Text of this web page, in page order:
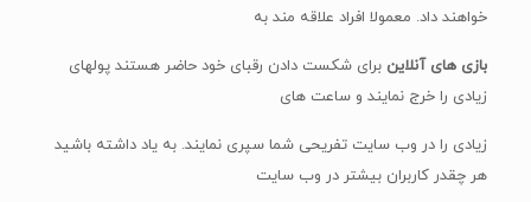
خواهند داد. معمولا افراد علاقه مند به
بازی های آنلاین برای شکست دادن رقبای خود حاضر هستند پولهای
زیادی را خرج نمایند و ساعت های
زیادی را در وب سایت تفریحی شما سپری نمایند. به یاد داشته باشید
هر چقدر کاربران بیشتر در وب سایت